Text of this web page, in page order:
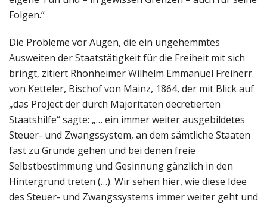
Folgen.“
Die Probleme vor Augen, die ein ungehemmtes
Ausweiten der Staatstätigkeit für die Freiheit mit sich
bringt, zitiert Rhonheimer Wilhelm Emmanuel Freiherr
von Ketteler, Bischof von Mainz, 1864, der mit Blick auf
„das Project der durch Majoritäten decretierten
Staatshilfe“ sagte: „… ein immer weiter ausgebildetes
Steuer- und Zwangssystem, an dem sämtliche Staaten
fast zu Grunde gehen und bei denen freie
Selbstbestimmung und Gesinnung gänzlich in den
Hintergrund treten (…). Wir sehen hier, wie diese Idee
des Steuer- und Zwangssystems immer weiter geht und